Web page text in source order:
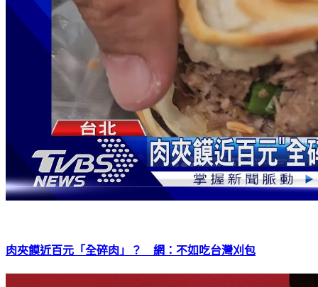
肉夾饃近百元「全碎肉」？ 網：不如吃台灣刈包